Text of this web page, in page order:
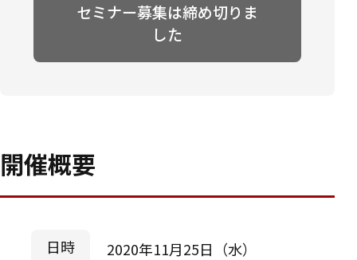
セミナー募集は締め切りま
した
開催概要
日時 2020年11月25日（水）